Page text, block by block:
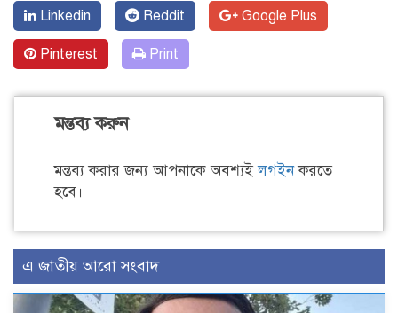
Linkedin Reddit Google Plus
Pinterest Print
মন্তব্য করুন
মন্তব্য করার জন্য আপনাকে অবশ্যইলগইনকরতে
হবে।
এ জাতীয় আরো সংবাদ